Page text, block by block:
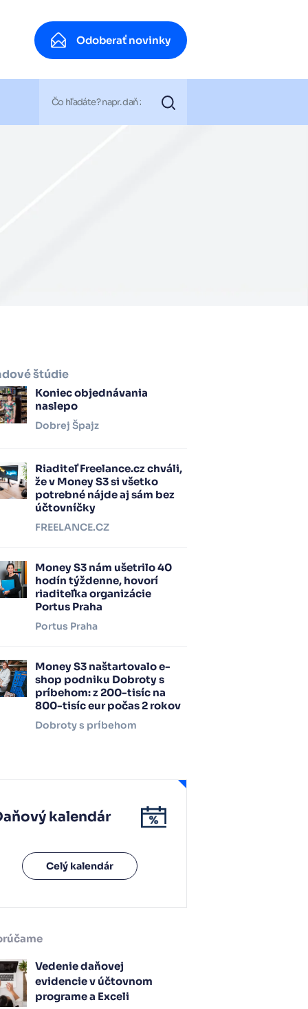
Odoberať novinky
štúdie
Koniec objednávania
naslepo
Dobrej Špajz
Riaditeľ Freelance.cz chváli,
že v Money S3 si všetko
potrebné nájde aj sám bez
účtovníčky
FREELANCE.CZ
Money S3 nám ušetrilo 40
hodín týždenne, hovorí
riaditeľka organizácie
Portus Praha
Portus Praha
Money S3 naštartovalo e-
shop podniku Dobroty s
príbehom: z 200-tisíc na
800-tisíc eur počas 2 rokov
Dobroty s príbehom
kalendár
Celý kalendár
Vedenie daňovej
evidencie v účtovnom
programe a Exceli